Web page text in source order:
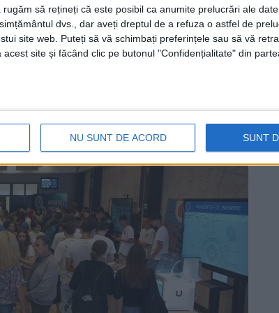
rugăm să rețineți că este posibil ca anumite prelucrări ale
dvs., dar aveți dreptul de a refuza o astfel de
site web. Puteți să vă schimbați preferințele sau să vă
site și făcând clic pe butonul "Confidențialitate" din
NU SUNT DE ACORD SUNT
le vom înființa în acest sistemdual,
inginerie, vor contribui esențial la
universitarul clujean.